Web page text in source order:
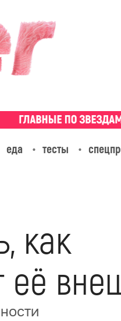
еда тесты
как
её